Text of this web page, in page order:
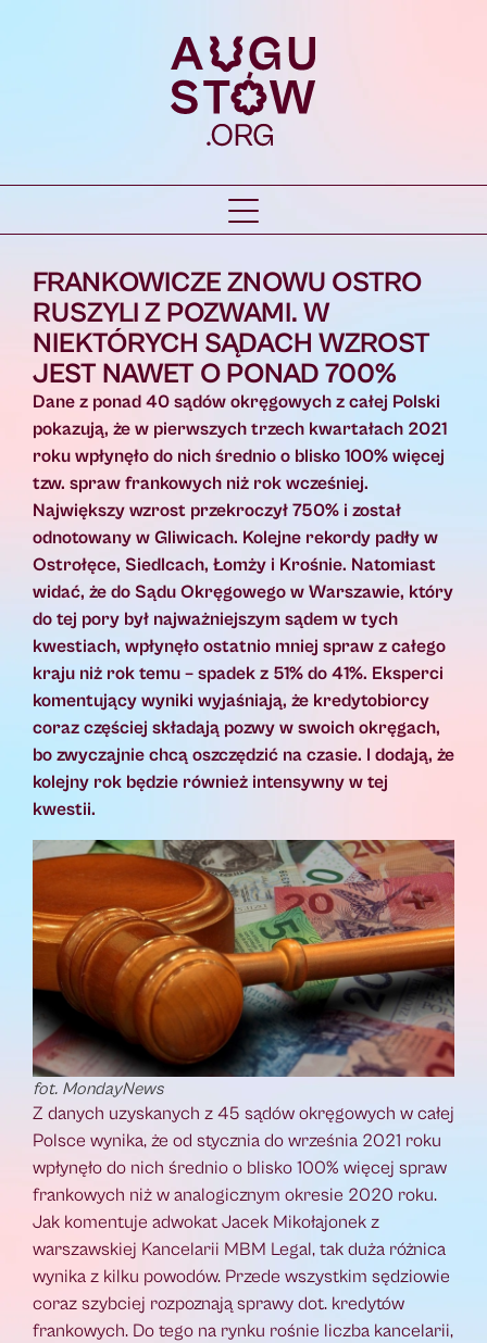
FRANKOWICZE ZNOWU OSTRO
RUSZYLI Z POZWAMI. W
NIEKTÓRYCH SĄDACH WZROST
JEST NAWET O PONAD 700%
Dane z ponad 40 sądów okręgowych z całej Polski
pokazują, że w pierwszych trzech kwartałach 2021
roku wpłynęło do nich średnio o blisko 100% więcej
tzw. spraw frankowych niż rok wcześniej.
Największy wzrost przekroczył 750% i został
odnotowany w Gliwicach. Kolejne rekordy padły w
Ostrołęce, Siedlcach, Łomży i Krośnie. Natomiast
widać, że do Sądu Okręgowego w Warszawie, który
do tej pory był najważniejszym sądem w tych
kwestiach, wpłynęło ostatnio mniej spraw z całego
kraju niż rok temu – spadek z 51% do 41%. Eksperci
komentujący wyniki wyjaśniają, że kredytobiorcy
coraz częściej składają pozwy w swoich okręgach,
bo zwyczajnie chcą oszczędzić na czasie. I dodają, że
kolejny rok będzie również intensywny w tej
kwestii.
fot. MondayNews
Z danych uzyskanych z 45 sądów okręgowych w całej
Polsce wynika, że od stycznia do września 2021 roku
wpłynęło do nich średnio o blisko 100% więcej spraw
frankowych niż w analogicznym okresie 2020 roku.
Jak komentuje adwokat Jacek Mikołajonek z
warszawskiej Kancelarii MBM Legal, tak duża różnica
wynika z kilku powodów. Przede wszystkim sędziowie
coraz szybciej rozpoznają sprawy dot. kredytów
frankowych. Do tego na rynku rośnie liczba kancelarii,